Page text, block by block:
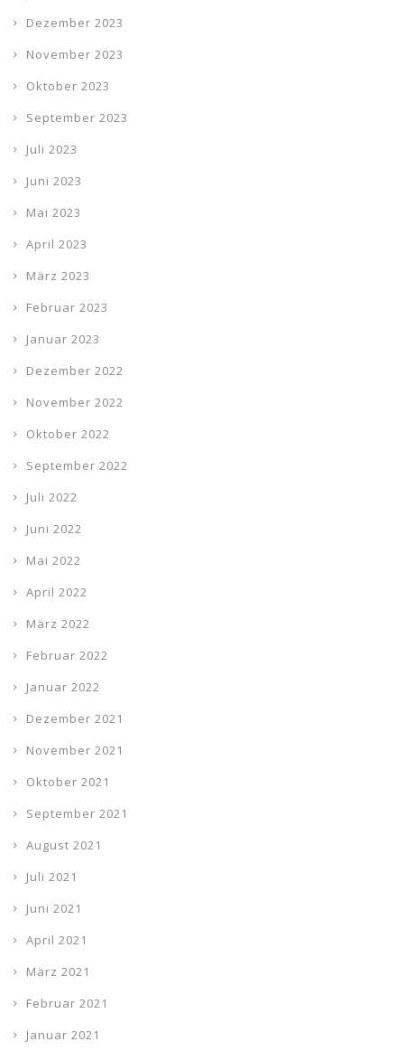
Dezember 2023
November 2023
Oktober 2023
September 2023
Juli 2023
Juni 2023
Mai 2023
April 2023
März 2023
Februar 2023
Januar 2023
Dezember 2022
November 2022
Oktober 2022
September 2022
Juli 2022
Juni 2022
Mai 2022
April 2022
März 2022
Februar 2022
Januar 2022
Dezember 2021
November 2021
Oktober 2021
September 2021
August 2021
Juli 2021
Juni 2021
April 2021
März 2021
Februar 2021
Januar 2021